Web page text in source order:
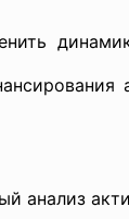
анализ